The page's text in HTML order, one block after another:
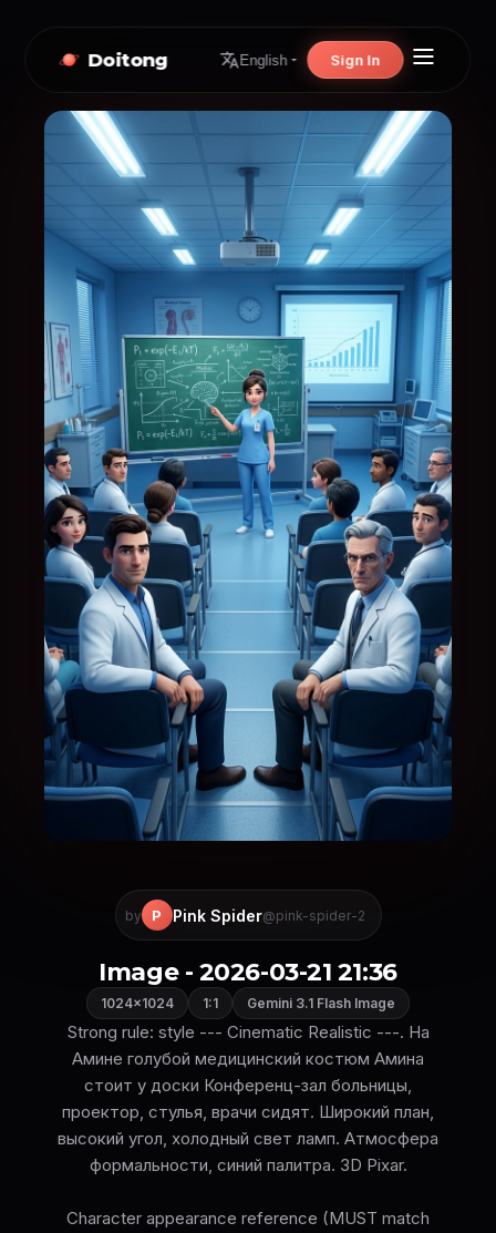
Doitong English Sign In
by P Pink Spider@pink-spider-2
Image - 2026-03-21 21:36
1024×1024 1:1 Gemini 3.1 Flash Image
Strong rule: style --- Cinematic Realistic ---. На
Амине голубой медицинский костюм Амина
стоит у доски Конференц-зал больницы,
проектор, стулья, врачи сидят. Широкий план,
высокий угол, холодный свет ламп. Атмосфера
формальности, синий палитра. 3D Pixar.
Character appearance reference (MUST match